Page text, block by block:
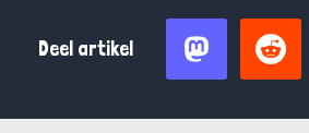
Deel artikel